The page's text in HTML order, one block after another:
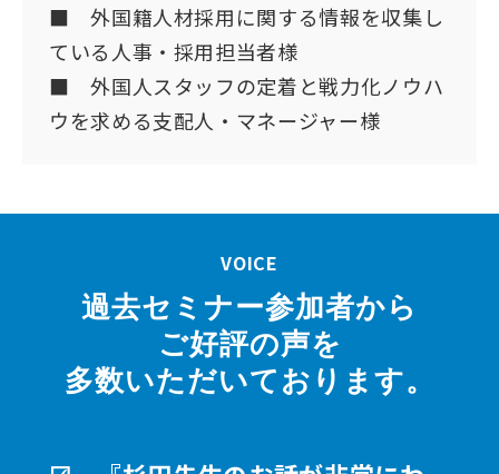
■ 外国籍人材採用に関する情報を収集し
ている人事・採用担当者様
■ 外国人スタッフの定着と戦力化ノウハ
ウを求める支配人・マネージャー様
VOICE
過去セミナー参加者から
ご好評の声を
多数いただいております。